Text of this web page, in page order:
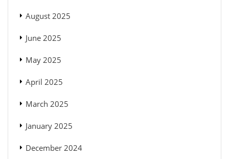
August 2025
June 2025
May 2025
April 2025
March 2025
January 2025
December 2024